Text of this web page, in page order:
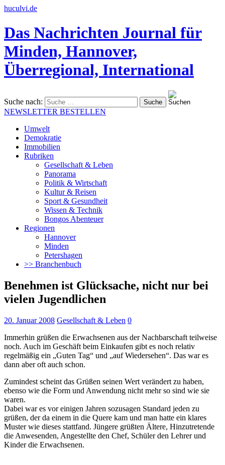
huculvi.de
Das Nachrichten Journal für
Minden, Hannover,
Überregional, International
Suche nach:
NEWSLETTER BESTELLEN
Umwelt
Demokratie
Immobilien
Rubriken
Gesellschaft & Leben
Panorama
Politik & Wirtschaft
Kultur & Reisen
Sport & Gesundheit
Wissen & Technik
Bongos Abenteuer
Regionen
Hannover
Minden
Petershagen
>> Branchenbuch
Benehmen ist Glücksache, nicht nur bei
vielen Jugendlichen
20. Januar 2008 Gesellschaft & Leben 0
Immerhin grüßen die Erwachsenen aus der Nachbarschaft teilweise
noch. Auch im Geschäft beim Einkaufen gibt es noch relativ
regelmäßig ein „Guten Tag“ und „auf Wiedersehen“. Das war es
dann aber oft auch schon.
Zumindest scheint das Grüßen seinen Wert verändert zu haben,
ebenso wie die Form und Anwendung nicht mehr so sind wie sie
waren.
Dabei war es vor einigen Jahren sozusagen Standard jeden zu
grüßen, der da einem in die Quere kam und man hatte ein klares
Muster wie dieses stattfand. Jüngere grüßten Ältere, Hinzutretende
die Anwesenden, Angestellte den Chef, Schüler den Lehrer und
Kinder die Erwachsenen.